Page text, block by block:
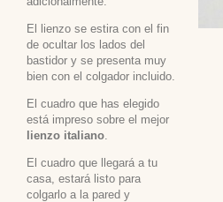
El lienzo se estira con el fin
de ocultar los lados del
bastidor y se presenta muy
bien con el colgador incluido.
El cuadro que has elegido
está impreso sobre el mejor
lienzo italiano
El cuadro que llegará a tu
casa, estará listo para
colgarlo a la pared y